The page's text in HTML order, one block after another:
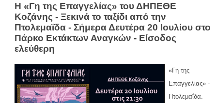
Η «Γη της Επαγγελίας» του ΔΗΠΕΘΕ
Κοζάνης - Ξεκινά το ταξίδι από την
Πτολεμαΐδα - Σήμερα Δευτέρα 20 Ιουλίου στο
Πάρκο Εκτάκτων Αναγκών - Είσοδος
ελεύθερη
«Γη της
Επαγγελίας» -
Πτολεμαΐδα.